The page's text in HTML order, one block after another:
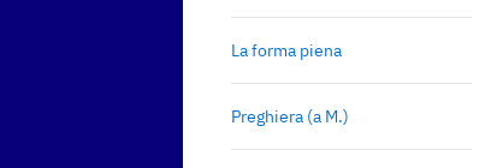
La forma piena
Preghiera (a M.)